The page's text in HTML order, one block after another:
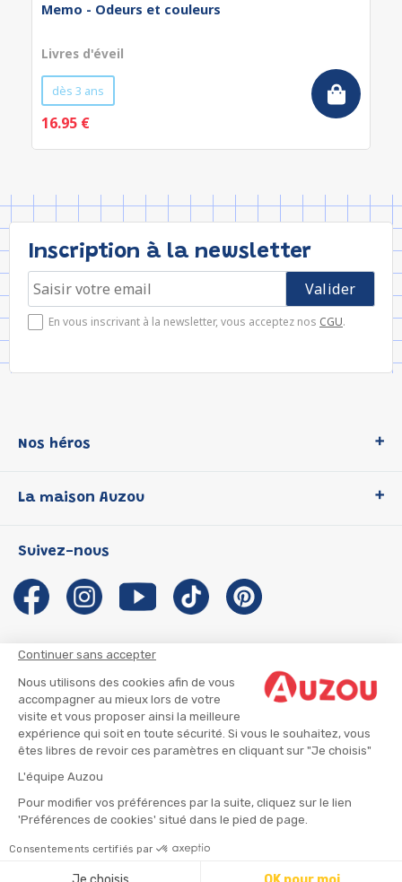
Continuer sans accepter
Nous utilisons des cookies afin de vous
accompagner au mieux lors de votre
visite et vous proposer ainsi la meilleure
expérience qui soit en toute sécurité. Si vous le souhaitez, vous
êtes libres de revoir ces paramètres en cliquant sur "Je choisis"
L'équipe Auzou
Pour modifier vos préférences par la suite, cliquez sur le lien
'Préférences de cookies' situé dans le pied de page.
Consentements certifiés par
Ajouter au panier
Memo - Odeurs et couleurs
Livres d'éveil
dès 3 ans
16.95 €
Inscription à la newsletter
En vous inscrivant à la newsletter, vous acceptez nos CGU.
Nos héros
P'tit Loup
Les Influenceuses
Migali
Petite Taupe
La maison Auzou
Notre histoire
Auzou s'engage
Auteurs et illustrateurs Auzou
Suivre mon colis
Infos consommateur
Suivez-nous
CGU
CGV
Mentions légales
© 2026 - AUZOU |